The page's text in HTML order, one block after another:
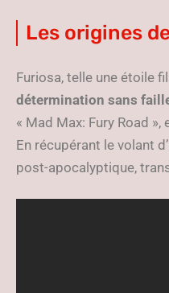
Les origines
Furiosa, telle une étoile
détermination sans
« Mad Max: Fury Road
En récupérant le volant
post-apocalyptique,